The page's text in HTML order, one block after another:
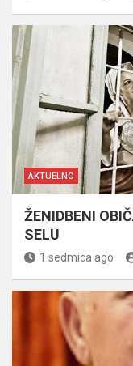
AKTUELNO
ŽENIDBENI
SELU
1 sedmica ago